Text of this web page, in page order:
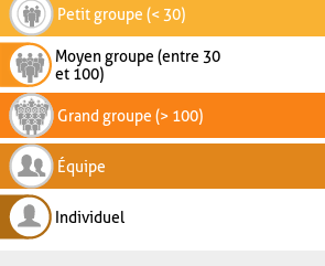
Petit groupe (< 30)
Moyen groupe (entre 30
et 100)
Grand groupe (> 100)
Équipe
Individuel